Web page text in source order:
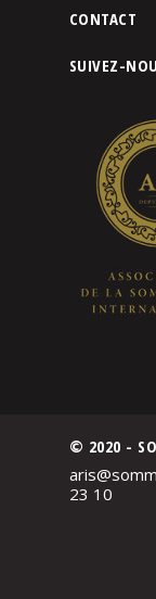
CONTACT
SUIVEZ-
© 2020 -
23 10